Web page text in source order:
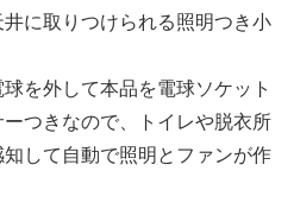
に取りつけられる照明つき小
を外して本品を電球ソケット
つきなので、トイレや脱衣所
して自動で照明とファンが作